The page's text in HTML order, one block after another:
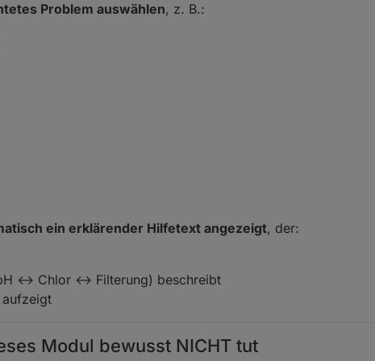
Problem auswählen, z. B.:
ein erklärender Hilfetext angezeigt, der:
↔ Chlor ↔ Filterung) beschreibt
aufzeigt
Modul bewusst NICHT tut